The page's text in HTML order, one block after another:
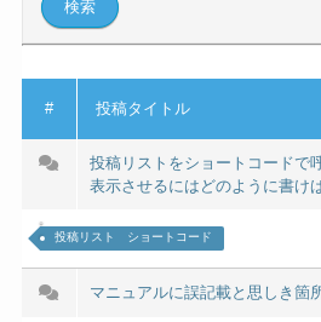
# 投稿タイトル
投稿リストをショートコードで
表示させるにはどのように書け
投稿リスト ショートコード
マニュアルに誤記載と思しき箇